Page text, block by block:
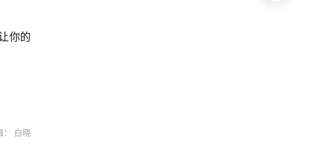
你的
： 白晓